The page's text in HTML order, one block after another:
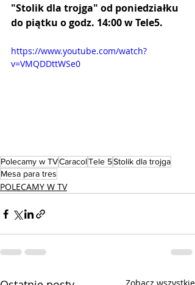
"Stolik dla trojga" od poniedziałku
do piątku o godz. 14:00 w Tele5.
https://www.youtube.com/watch?
v=VMQDDttWSe0
Polecamy w TVCaracolTele 5Stolik dla trojga
Mesa para tres
POLECAMY W TV